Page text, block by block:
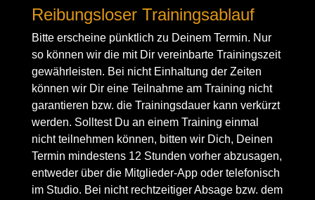
Reibungsloser Trainingsablauf
Bitte erscheine pünktlich zu Deinem Termin. Nur
so können wir die mit Dir vereinbarte Trainingszeit
gewährleisten. Bei nicht Einhaltung der Zeiten
können wir Dir eine Teilnahme am Training nicht
garantieren bzw. die Trainingsdauer kann verkürzt
werden. Solltest Du an einem Training einmal
nicht teilnehmen können, bitten wir Dich, Deinen
Termin mindestens 12 Stunden vorher abzusagen,
entweder über die Mitglieder-App oder telefonisch
im Studio. Bei nicht rechtzeitiger Absage bzw. dem